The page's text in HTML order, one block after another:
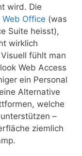
wird. Die
Web Office (was
Suite heisst),
wirklich
fühlt man
Web Access
ein Personal
Alternative
welche
–
ziemlich